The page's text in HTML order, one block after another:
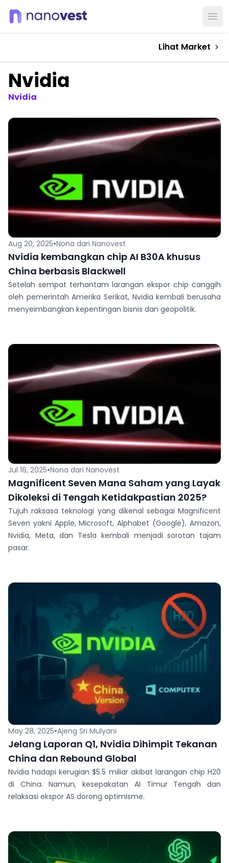
Lihat Market
Nvidia
Nvidia
Aug 20, 2025•Nona dari Nanovest
Nvidia kembangkan chip AI B30A khusus
China berbasis Blackwell
Setelah sempat terhantam larangan ekspor chip canggih
oleh pemerintah Amerika Serikat, Nvidia kembali berusaha
menyeimbangkan kepentingan bisnis dan geopolitik.
Jul 16, 2025•Nona dari Nanovest
Magnificent Seven Mana Saham yang Layak
Dikoleksi di Tengah Ketidakpastian 2025?
Tujuh raksasa teknologi yang dikenal sebagai Magnificent
Seven yakni Apple, Microsoft, Alphabet (Google), Amazon,
Nvidia, Meta, dan Tesla kembali menjadi sorotan tajam
pasar.
May 28, 2025•Ajeng Sri Mulyani
Jelang Laporan Q1, Nvidia Dihimpit Tekanan
China dan Rebound Global
Nvidia hadapi kerugian $5.5 miliar akibat larangan chip H20
di China. Namun, kesepakatan AI Timur Tengah dan
relaksasi ekspor AS dorong optimisme.